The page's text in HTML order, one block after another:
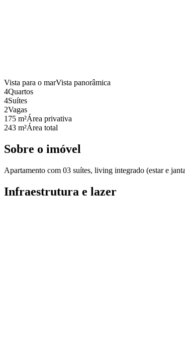
Vista para o marVista panorâmica
4Quartos
4Suítes
2Vagas
175 m²Área privativa
243 m²Área total
Sobre o imóvel
Apartamento com 03 suítes, living integrado (estar e
Infraestrutura e lazer